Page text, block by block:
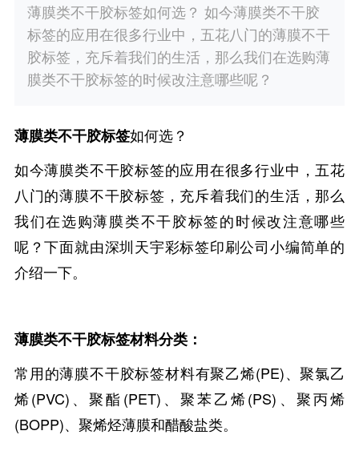
薄膜类不干胶标签如何选？ 如今薄膜类不干胶
标签的应用在很多行业中，五花八门的薄膜不干
胶标签，充斥着我们的生活，那么我们在选购薄
膜类不干胶标签的时候改注意哪些呢？
薄膜类不干胶标签如何选？
如今薄膜类不干胶标签的应用在很多行业中，五花
八门的薄膜不干胶标签，充斥着我们的生活，那么
我们在选购薄膜类不干胶标签的时候改注意哪些
呢？下面就由深圳天宇彩标签印刷公司小编简单的
介绍一下。
薄膜类不干胶标签材料分类：
常用的薄膜不干胶标签材料有聚乙烯(PE)、聚氯乙
烯(PVC)、聚酯(PET)、聚苯乙烯(PS)、聚丙烯
(BOPP)、聚烯烃薄膜和醋酸盐类。